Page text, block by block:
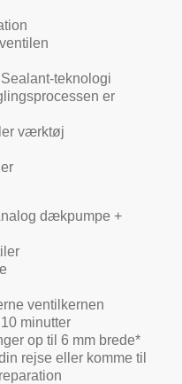
teknologi
er
værktøj
dækpumpe +
ventilkernen
minutter
op til 6 mm brede*
rejse eller komme til